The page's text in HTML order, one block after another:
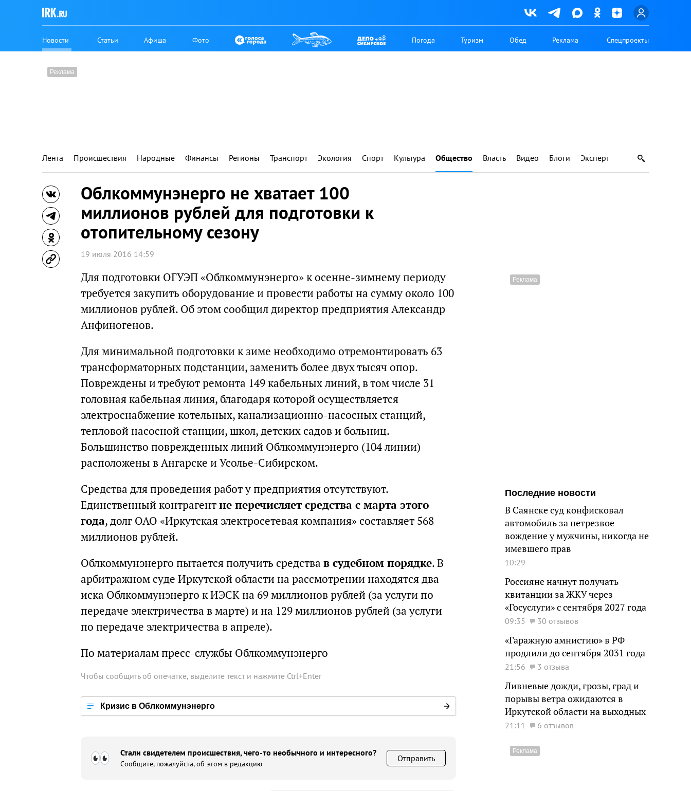
Новости Статьи Афиша Фото Погода Туризм Обед Реклама Спецпроекты
Лента Происшествия Народные Финансы Регионы Транспорт Экология Спорт Культура Общество Власть Видео Блоги Эксперт
Облкоммунэнерго не хватает 100
миллионов рублей для подготовки к
отопительному сезону
19 июля 2016 14:59
Для подготовки ОГУЭП «Облкоммунэнерго» к осенне-зимнему периоду
требуется закупить оборудование и провести работы на сумму около 100
миллионов рублей. Об этом сообщил директор предприятия Александр
Анфиногенов.
Для минимальной подготовки к зиме необходимо отремонтировать 63
трансформаторных подстанции, заменить более двух тысяч опор.
Повреждены и требуют ремонта 149 кабельных линий, в том числе 31
головная кабельная линия, благодаря которой осуществляется
электроснабжение котельных, канализационно-насосных станций,
тепловой насосной станции, школ, детских садов и больниц.
Большинство поврежденных линий Облкоммунэнерго (104 линии)
расположены в Ангарске и Усолье-Сибирском.
Средства для проведения работ у предприятия отсутствуют.
Единственный контрагентне перечисляет средства с марта этого
года, долг ОАО «Иркутская электросетевая компания» составляет 568
миллионов рублей.
Облкоммунэнерго пытается получить средства в судебном порядке. В
арбитражном суде Иркутской области на рассмотрении находятся два
иска Облкоммунэнерго к ИЭСК на 69 миллионов рублей (за услуги по
передаче электричества в марте) и на 129 миллионов рублей (за услуги
по передаче электричества в апреле).
По материалам пресс-службы Облкоммунэнерго
Чтобы сообщить об опечатке, выделите текст и нажмите Ctrl+Enter
Кризис в Облкоммунэнерго
Стали свидетелем происшествия, чего-то необычного и интересного?
Сообщите, пожалуйста, об этом в редакцию
Отправить
Последние новости
В Саянске суд конфисковал
автомобиль за нетрезвое
вождение у мужчины, никогда не
имевшего прав
10:29
Россияне начнут получать
квитанции за ЖКУ через
«Госуслуги» с сентября 2027 года
09:35 30 отзывов
«Гаражную амнистию» в РФ
продлили до сентября 2031 года
21:56 3 отзыва
Ливневые дожди, грозы, град и
порывы ветра ожидаются в
Иркутской области на выходных
21:11 6 отзывов